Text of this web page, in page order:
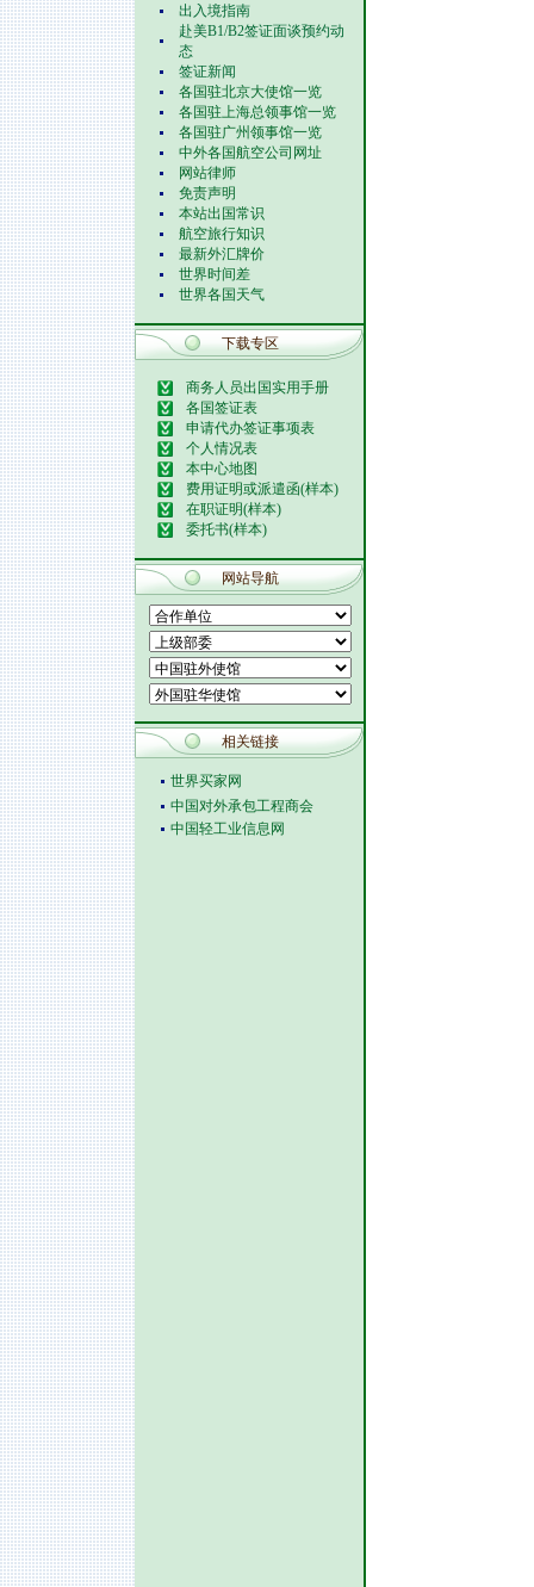
出入境指南
赴美B1/B2签证面谈预约动
态
签证新闻
各国驻北京大使馆一览
各国驻上海总领事馆一览
各国驻广州领事馆一览
中外各国航空公司网址
网站律师
免责声明
本站出国常识
航空旅行知识
最新外汇牌价
世界时间差
世界各国天气
下载专区
商务人员出国实用手册
各国签证表
申请代办签证事项表
个人情况表
本中心地图
费用证明或派遣函(样本)
在职证明(样本)
委托书(样本)
网站导航
相关链接
世界买家网
中国对外承包工程商会
中国轻工业信息网